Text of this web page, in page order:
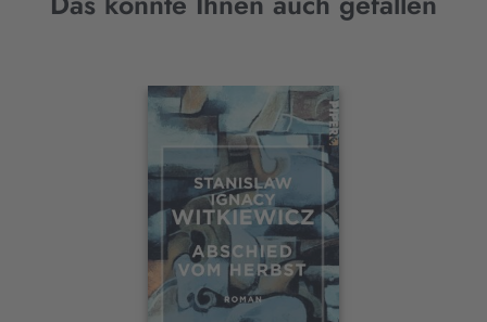
Interaktives